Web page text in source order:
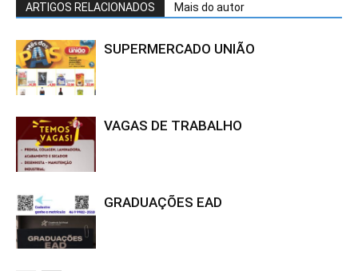
ARTIGOS RELACIONADOS Mais do autor
SUPERMERCADO UNIÃO
VAGAS DE TRABALHO
GRADUAÇÕES EAD